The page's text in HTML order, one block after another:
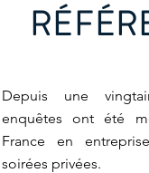
Depuis une
enquêtes ont été
France en
soirées privées.